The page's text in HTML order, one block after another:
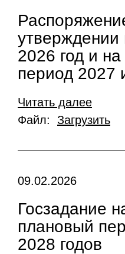
утверждении
2026 год и
период 2027
Читать далее
Файл: Загрузить
09.02.2026
Госзадание
плановый
2028 годов